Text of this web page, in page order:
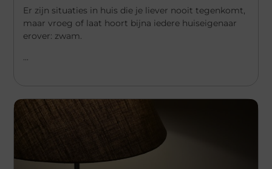
Er zijn situaties in huis die je liever nooit tegenkomt,
maar vroeg of laat hoort bijna iedere huiseigenaar
erover: zwam.
...